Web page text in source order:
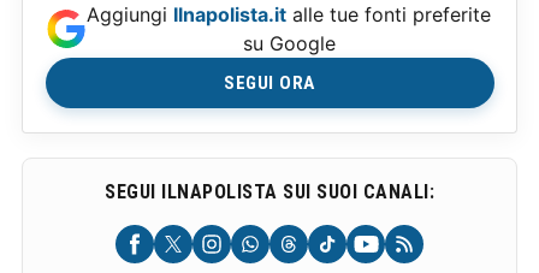
Aggiungi Ilnapolista.it alle tue fonti preferite
su Google
SEGUI ORA
SEGUI ILNAPOLISTA SUI SUOI CANALI: